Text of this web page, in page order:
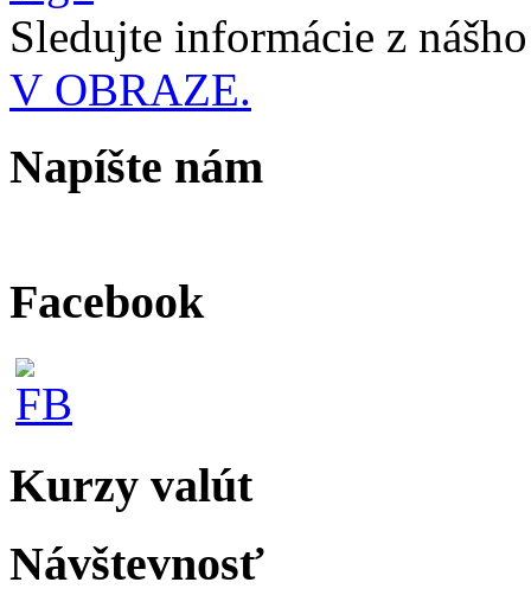
Sledujte informácie z
V OBRAZE.
Napíšte nám
Facebook
Kurzy valút
Návštevnosť